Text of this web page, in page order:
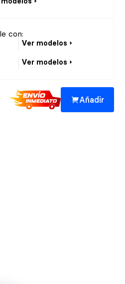
con:
Ver modelos
Ver modelos
Añadir